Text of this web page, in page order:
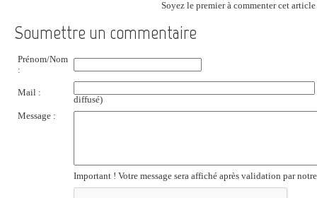
Soyez le premier à commenter cet article
Soumettre un commentaire
Prénom/Nom
:
Mail :
diffusé)
Message :
Important ! Votre message sera affiché après validation par